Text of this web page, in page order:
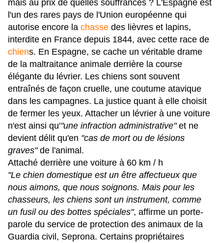
mais au prix de quelles souffrances ? L'Espagne est
l'un des rares pays de l'Union européenne qui
autorise encore la chasse des lièvres et lapins,
interdite en France depuis 1844, avec cette race de
chiens. En Espagne, se cache un véritable drame
de la maltraitance animale derrière la course
élégante du lévrier. Les chiens sont souvent
entraînés de façon cruelle, une coutume atavique
dans les campagnes. La justice quant à elle choisit
de fermer les yeux. Attacher un lévrier à une voiture
n'est ainsi qu'"une infraction administrative"et ne
devient délit qu'en "cas de mort ou de lésions
graves"de l'animal.
Attaché derrière une voiture à 60 km / h
"Le chien domestique est un être affectueux que
nous aimons, que nous soignons. Mais pour les
chasseurs, les chiens sont un instrument, comme
un fusil ou des bottes spéciales", affirme un porte-
parole du service de protection des animaux de la
Guardia civil, Seprona. Certains propriétaires